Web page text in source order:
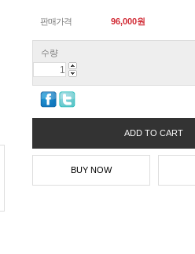
판매가격 96,000원
수량
ADD TO CART
BUY NOW